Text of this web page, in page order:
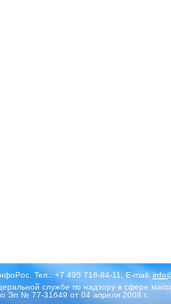
Тел.: +7 495 718-84-11, E-mail:
службе по надзору в сфере
Эл № 77-31649 от 04 апреля 2008 г.